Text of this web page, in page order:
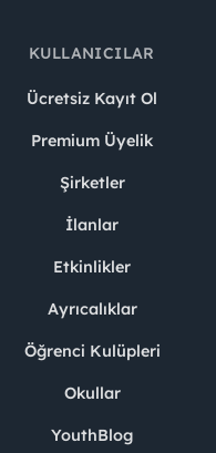
KULLANICILAR
Ücretsiz Kayıt Ol
Premium Üyelik
Şirketler
İlanlar
Etkinlikler
Ayrıcalıklar
Öğrenci Kulüpleri
Okullar
YouthBlog